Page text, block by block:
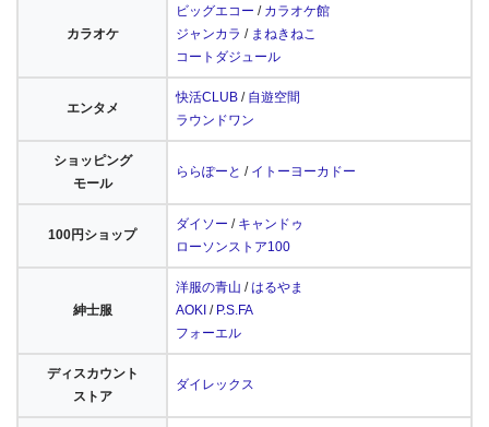
カラオケ
ビッグエコー / カラオケ館
ジャンカラ / まねきねこ
コートダジュール
エンタメ
快活CLUB / 自遊空間
ラウンドワン
ショッピング
モール
ららぽーと / イトーヨーカドー
100円ショップ
ダイソー / キャンドゥ
ローソンストア100
紳士服
洋服の青山 /はるやま
AOKI / P.S.FA
フォーエル
ディスカウント
ストア
ダイレックス